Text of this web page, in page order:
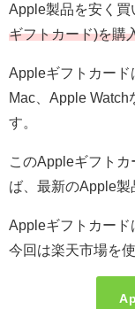
Apple製品を安く買
ギフトカード)を購
Appleギフトカード
Mac、Apple Watch
す。
このAppleギフト
ば、最新のApple製
Appleギフトカード
今回は楽天市場を